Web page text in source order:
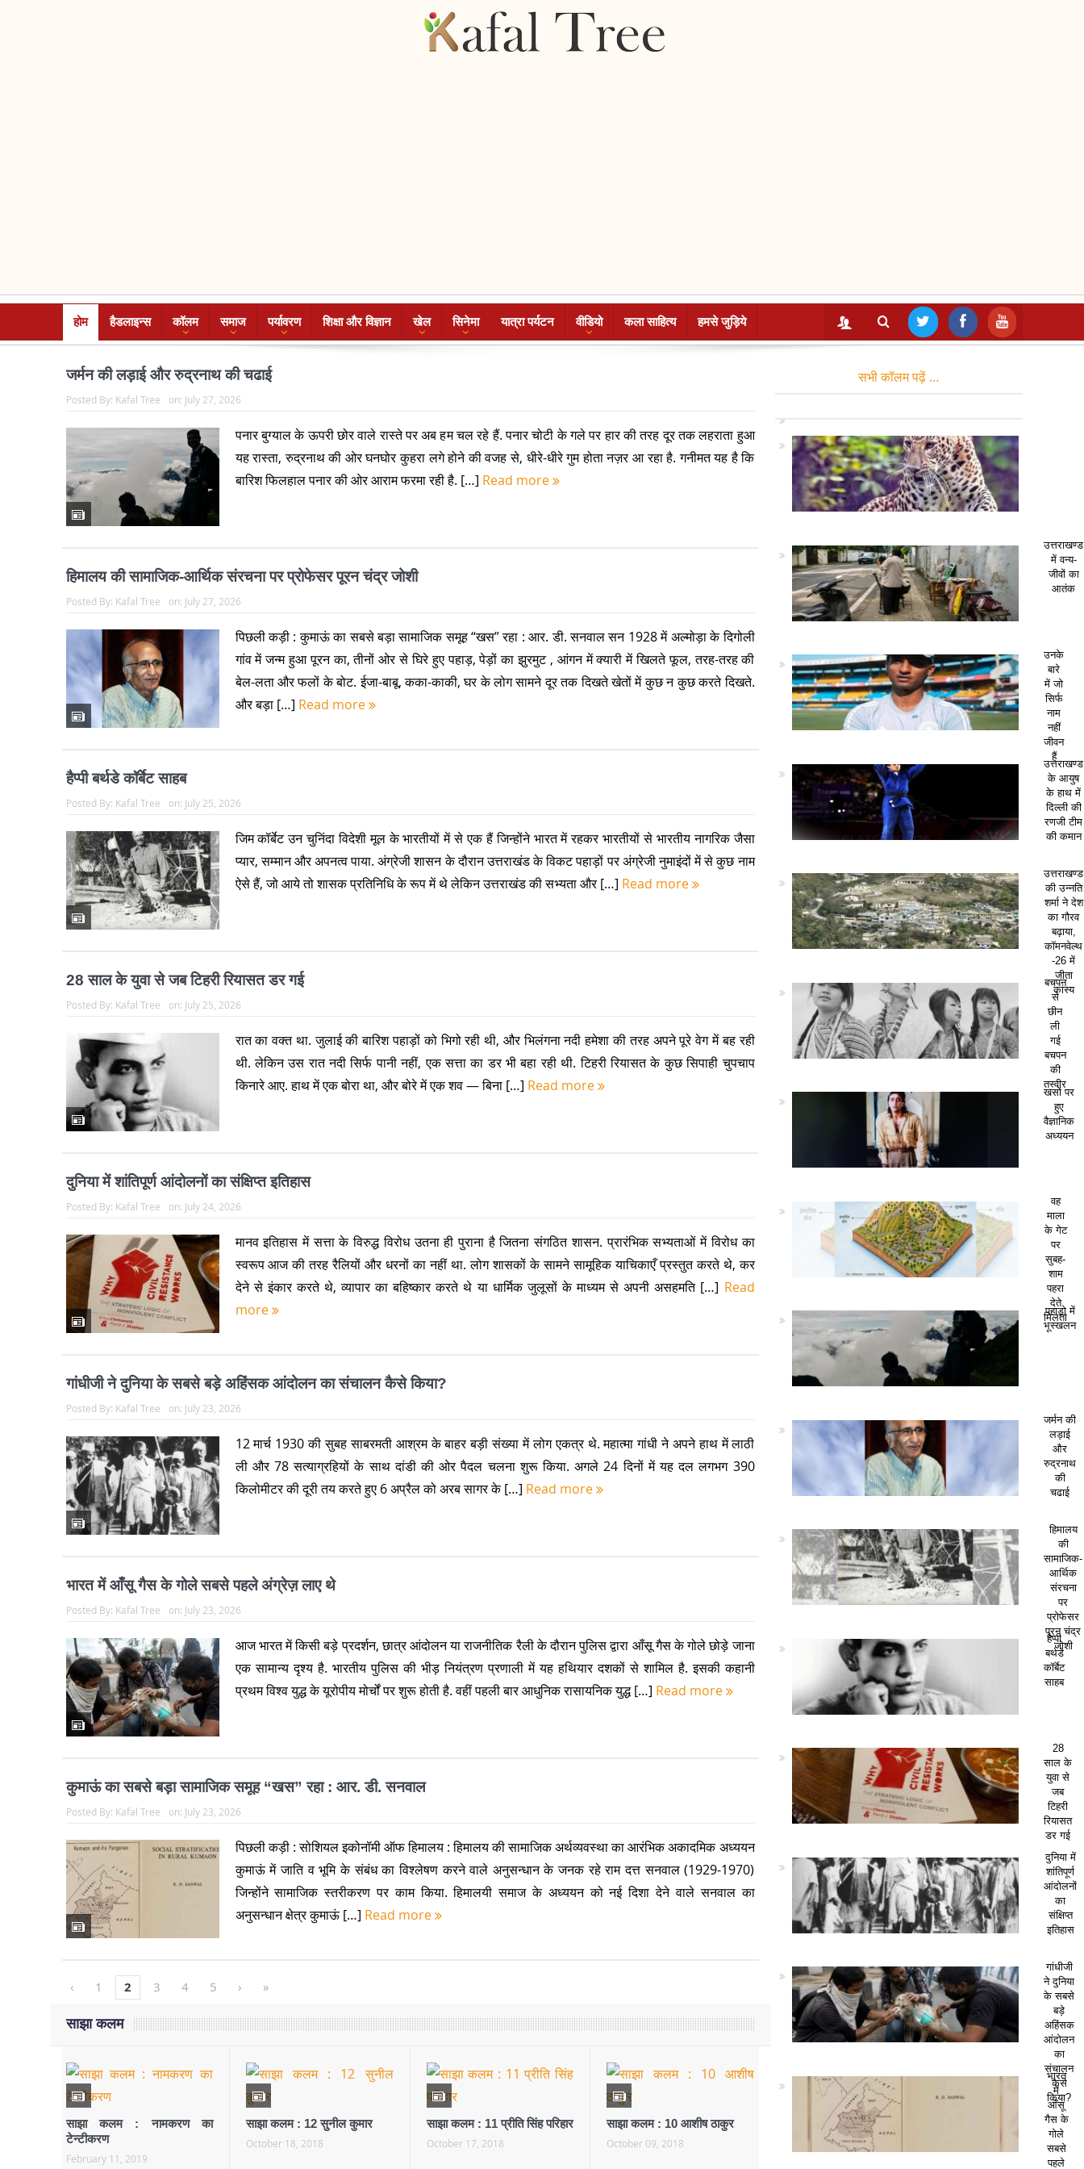
होम हैडलाइन्स कॉलम समाज पर्यावरण शिक्षा और विज्ञान खेल सिनेमा यात्रा पर्यटन वीडियो कला साहित्य हमसे जुड़िये
जर्मन की लड़ाई और रुद्रनाथ की चढाई
Posted By: Kafal Tree on: July 27, 2026
पनार बुग्याल के ऊपरी छोर वाले रास्ते पर अब हम चल रहे हैं. पनार चोटी के गले पर हार की तरह दूर तक लहराता हुआ
यह रास्ता, रुद्रनाथ की ओर घनघोर कुहरा लगे होने की वजह से, धीरे-धीरे गुम होता नज़र आ रहा है. गनीमत यह है कि
बारिश फिलहाल पनार की ओर आराम फरमा रही है. […] Read more
हिमालय की सामाजिक-आर्थिक संरचना पर प्रोफेसर पूरन चंद्र जोशी
Posted By: Kafal Tree on: July 27, 2026
पिछली कड़ी : कुमाऊं का सबसे बड़ा सामाजिक समूह “खस” रहा : आर. डी. सनवाल सन 1928 में अल्मोड़ा के दिगोली
गांव में जन्म हुआ पूरन का, तीनों ओर से घिरे हुए पहाड़, पेड़ों का झुरमुट , आंगन में क्यारी में खिलते फूल, तरह-तरह की
बेल-लता और फलों के बोट. ईजा-बाबू, कका-काकी, घर के लोग सामने दूर तक दिखते खेतों में कुछ न कुछ करते दिखते.
और बड़ा […] Read more
हैप्पी बर्थडे कॉर्बेट साहब
Posted By: Kafal Tree on: July 25, 2026
जिम कॉर्बेट उन चुनिंदा विदेशी मूल के भारतीयों में से एक हैं जिन्होंने भारत में रहकर भारतीयों से भारतीय नागरिक जैसा
प्यार, सम्मान और अपनत्व पाया. अंग्रेजी शासन के दौरान उत्तराखंड के विकट पहाड़ों पर अंग्रेजी नुमाइंदों में से कुछ नाम
ऐसे हैं, जो आये तो शासक प्रतिनिधि के रूप में थे लेकिन उत्तराखंड की सभ्यता और […] Read more
28 साल के युवा से जब टिहरी रियासत डर गई
Posted By: Kafal Tree on: July 25, 2026
रात का वक्त था. जुलाई की बारिश पहाड़ों को भिगो रही थी, और भिलंगना नदी हमेशा की तरह अपने पूरे वेग में बह रही
थी. लेकिन उस रात नदी सिर्फ पानी नहीं, एक सत्ता का डर भी बहा रही थी. टिहरी रियासत के कुछ सिपाही चुपचाप
किनारे आए. हाथ में एक बोरा था, और बोरे में एक शव — बिना […] Read more
दुनिया में शांतिपूर्ण आंदोलनों का संक्षिप्त इतिहास
Posted By: Kafal Tree on: July 24, 2026
मानव इतिहास में सत्ता के विरुद्ध विरोध उतना ही पुराना है जितना संगठित शासन. प्रारंभिक सभ्यताओं में विरोध का
स्वरूप आज की तरह रैलियों और धरनों का नहीं था. लोग शासकों के सामने सामूहिक याचिकाएँ प्रस्तुत करते थे, कर
देने से इंकार करते थे, व्यापार का बहिष्कार करते थे या धार्मिक जुलूसों के माध्यम से अपनी असहमति […] Read
more
गांधीजी ने दुनिया के सबसे बड़े अहिंसक आंदोलन का संचालन कैसे किया?
Posted By: Kafal Tree on: July 23, 2026
12 मार्च 1930 की सुबह साबरमती आश्रम के बाहर बड़ी संख्या में लोग एकत्र थे. महात्मा गांधी ने अपने हाथ में लाठी
ली और 78 सत्याग्रहियों के साथ दांडी की ओर पैदल चलना शुरू किया. अगले 24 दिनों में यह दल लगभग 390
किलोमीटर की दूरी तय करते हुए 6 अप्रैल को अरब सागर के […] Read more
भारत में आँसू गैस के गोले सबसे पहले अंग्रेज़ लाए थे
Posted By: Kafal Tree on: July 23, 2026
आज भारत में किसी बड़े प्रदर्शन, छात्र आंदोलन या राजनीतिक रैली के दौरान पुलिस द्वारा आँसू गैस के गोले छोड़े जाना
एक सामान्य दृश्य है. भारतीय पुलिस की भीड़ नियंत्रण प्रणाली में यह हथियार दशकों से शामिल है. इसकी कहानी
प्रथम विश्व युद्ध के यूरोपीय मोर्चों पर शुरू होती है. वहीं पहली बार आधुनिक रासायनिक युद्ध […] Read more
कुमाऊं का सबसे बड़ा सामाजिक समूह “खस” रहा : आर. डी. सनवाल
Posted By: Kafal Tree on: July 23, 2026
पिछली कड़ी : सोशियल इकोनॉमी ऑफ हिमालय : हिमालय की सामाजिक अर्थव्यवस्था का आरंभिक अकादमिक अध्ययन
कुमाऊं में जाति व भूमि के संबंध का विश्लेषण करने वाले अनुसन्धान के जनक रहे राम दत्त सनवाल (1929-1970)
जिन्होंने सामाजिक स्तरीकरण पर काम किया. हिमालयी समाज के अध्ययन को नई दिशा देने वाले सनवाल का
अनुसन्धान क्षेत्र कुमाऊं […] Read more
‹ 1 2 3 4 5 › »
साझा कलम
साझा कलम : नामकरण का
टेन्टीकरण
February 11, 2019
साझा कलम : 12 सुनील कुमार
October 18, 2018
साझा कलम : 11 प्रीति सिंह परिहार
October 17, 2018
साझा कलम : 10 आशीष ठाकुर
October 09, 2018
सभी कॉलम पढ़ें …
उत्तराखण्ड
में वन्य-
जीवों का
आतंक
उनके
बारे
में जो
सिर्फ
नाम
नहीं
जीवन
हैं
उत्तराखण्ड
के आयुष
के हाथ में
दिल्ली की
रणजी टीम
की कमान
उत्तराखण्ड
की उन्नति
शर्मा ने देश
का गौरव
बढ़ाया,
कॉमनवेल्थ
-26 में
जीता
कांस्य
बचपन
से
छीन
ली
गई
बचपन
की
तस्वीर
खसों पर
हुए
वैज्ञानिक
अध्ययन
वह
माला
के गेट
पर
सुबह-
शाम
पहरा
देते
मिलता
पहाड़ो में
भूस्खलन
जर्मन की
लड़ाई
और
रुद्रनाथ
की
चढाई
हिमालय
की
सामाजिक-
आर्थिक
संरचना
पर
प्रोफेसर
पूरन चंद्र
जोशी
हैप्पी
बर्थडे
कॉर्बेट
साहब
28
साल के
युवा से
जब
टिहरी
रियासत
डर गई
दुनिया में
शांतिपूर्ण
आंदोलनों
का
संक्षिप्त
इतिहास
गांधीजी
ने दुनिया
के सबसे
बड़े
अहिंसक
आंदोलन
का
संचालन
कैसे
किया?
भारत
में
आँसू
गैस के
गोले
सबसे
पहले